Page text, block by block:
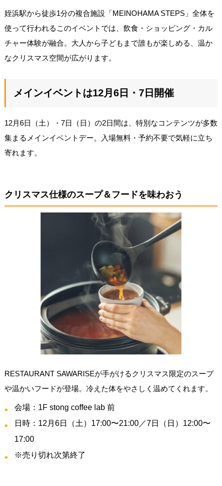
姪浜駅から徒歩1分の複合施設「MEINOHAMA STEPS」全体を
使って行われるこのイベントでは、飲食・ショッピング・カル
チャー体験が融合。大人から子どもまで誰もが楽しめる、温か
なクリスマス空間が広がります。
メインイベントは12月6日・7日開催
12月6日（土）・7日（日）の2日間は、特別なコンテンツが多数
集まるメインイベントデー。入場無料・予約不要で気軽に立ち
寄れます。
クリスマス仕様のスープ＆フードを味わおう
RESTAURANT SAWARISEが手がけるクリスマス限定のスープ
や温かいフードが登場。冷えた体をやさしく温めてくれます。
会場：1F stong coffee lab 前
日時：12月6日（土）17:00〜21:00／7日（日）12:00〜
17:00
※売り切れ次第終了